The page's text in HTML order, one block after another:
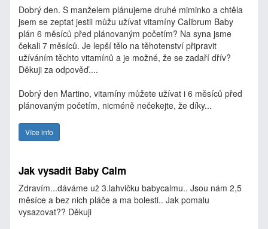
Dobrý den. S manželem plánujeme druhé miminko a chtěla
jsem se zeptat jestli můžu užívat vitamíny Calibrum Baby
plán 6 měsíců před plánovaným početím? Na syna jsme
čekali 7 měsíců. Je lepší tělo na těhotenství připravit
užíváním těchto vitamínů a je možné, že se zadaří dřív?
Děkuji za odpověď....
Dobrý den Martino, vitamíny můžete užívat i 6 měsíců před
plánovaným početím, nicméně nečekejte, že díky...
Více info
Jak vysadit Baby Calm
Zdravím...dáváme už 3.lahvičku babycalmu.. Jsou nám 2,5
měsíce a bez nich pláče a ma bolesti.. Jak pomalu
vysazovat?? Děkuji